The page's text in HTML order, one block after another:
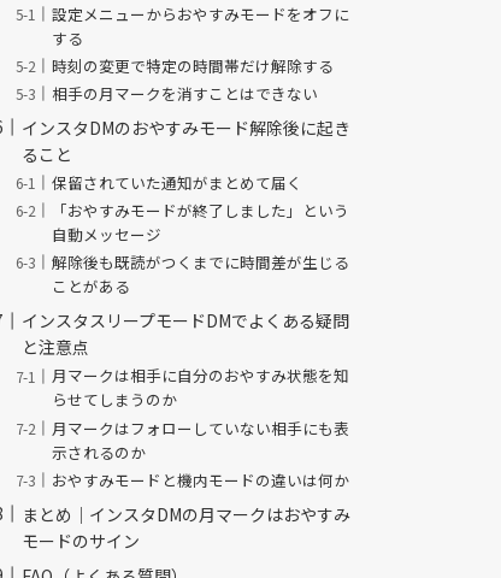
設定メニューからおやすみモードをオフに
する
時刻の変更で特定の時間帯だけ解除する
相手の月マークを消すことはできない
インスタDMのおやすみモード解除後に起き
ること
保留されていた通知がまとめて届く
「おやすみモードが終了しました」という
自動メッセージ
解除後も既読がつくまでに時間差が生じる
ことがある
インスタスリープモードDMでよくある疑問
と注意点
月マークは相手に自分のおやすみ状態を知
らせてしまうのか
月マークはフォローしていない相手にも表
示されるのか
おやすみモードと機内モードの違いは何か
まとめ｜インスタDMの月マークはおやすみ
モードのサイン